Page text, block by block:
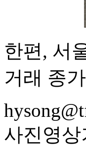
한편, 서
거래 종
사진영상